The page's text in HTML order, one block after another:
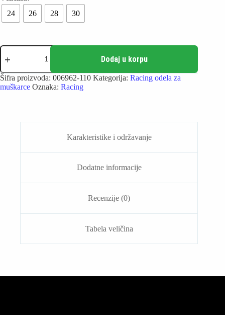
24 26 28 30
Arena
Racing
-
Powerskin
Primo
Dodaj u korpu
Šifra proizvoda: 006962-110 Kategorija: Racing odela za
muškarce Oznaka: Racing
Karakteristike i održavanje
Dodatne informacije
Recenzije (0)
Tabela veličina